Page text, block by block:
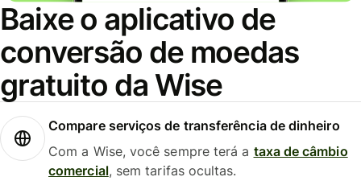
Baixe o aplicativo de
conversão de moedas
gratuito da Wise
Compare serviços de transferência de dinheiro
Com a Wise, você sempre terá a taxa de câmbio
comercial, sem tarifas ocultas.